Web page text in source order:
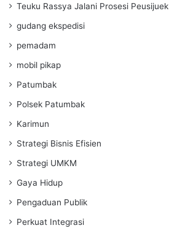
Teuku Rassya Jalani Prosesi Peusijuek
gudang ekspedisi
pemadam
mobil pikap
Patumbak
Polsek Patumbak
Karimun
Strategi Bisnis Efisien
Strategi UMKM
Gaya Hidup
Pengaduan Publik
Perkuat Integrasi